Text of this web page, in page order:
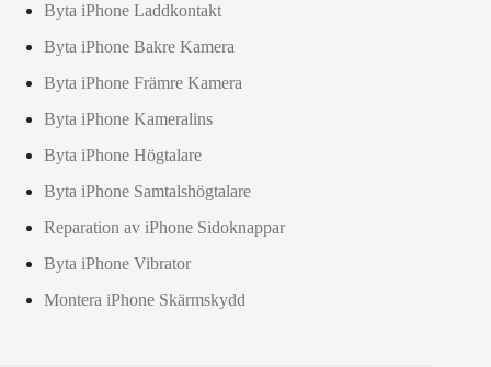
Byta iPhone Laddkontakt
Byta iPhone Bakre Kamera
Byta iPhone Främre Kamera
Byta iPhone Kameralins
Byta iPhone Högtalare
Byta iPhone Samtalshögtalare
Reparation av iPhone Sidoknappar
Byta iPhone Vibrator
Montera iPhone Skärmskydd